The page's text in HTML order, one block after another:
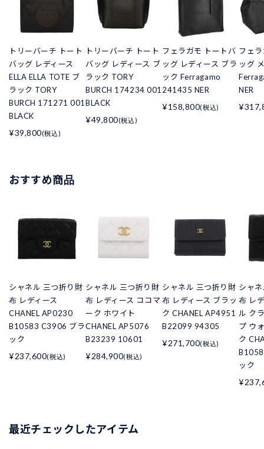
トリーバーチ トート
バッグ レディース
ELLA ELLA TOTE ブ
ラック TORY
BURCH 171271 001
BLACK
¥39,800(税込)
トリーバーチ トート
バッグ レディース ブ
ラック TORY
BURCH 174234 001
BLACK
¥49,800(税込)
フェラガモ トートバ
ッグ レディース ブラ
ック Ferragamo
241435 NER
¥158,800(税込)
フェ
ッグ
NER
おすすめ商品
シャネル 三つ折り財
布 レディース
CHANEL AP0230
B10583 C3906 ブラ
ック
¥237,600(税込)
シャネル 三つ折り財
布 レディース ココマ
ーク ホワイト
CHANEL AP5076
B23239 10601
¥284,900(税込)
シャネル 三つ折り財
布 レディース ブラッ
ク CHANEL AP4951
B22099 94305
¥271,700(税込)
シャ
布 レ
ル ク
プ ウ
ク
ック
最近チェックしたアイテム